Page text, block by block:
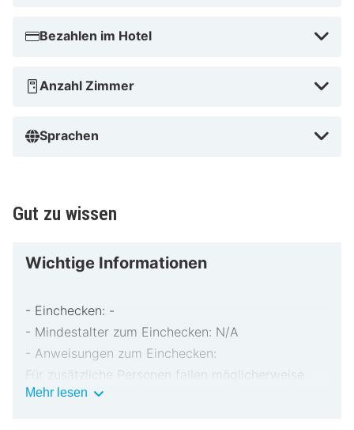
Bezahlen im Hotel
Anzahl Zimmer
Sprachen
Gut zu wissen
Wichtige Informationen
- Einchecken: -
- Mindestalter zum Einchecken: N/A
- Anweisungen zum Einchecken:
Für zusätzliche Personen fallen möglicherweise
Gebühren an, die abhängig von den Bestimmungen
Mehr lesen Wichtige